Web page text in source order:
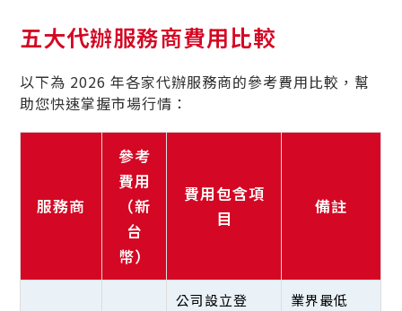
五大代辦服務商費用比較
以下為 2026 年各家代辦服務商的參考費用比較，幫
助您快速掌握市場行情：
服務商
參考
費用
（新
台
幣）
費用包含項
目
備註
公司設立登
業界最低